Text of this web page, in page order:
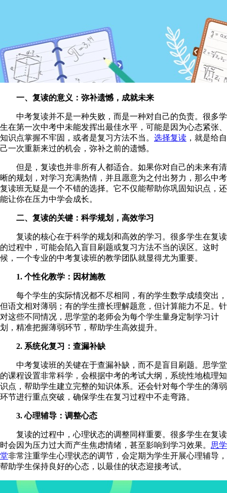
一、复读的意义：弥补遗憾，成就未来
中考复读并不是一种失败，而是一种对自己的负责。很多学
生在第一次中考中未能发挥出最佳水平，可能是因为心态紧张、
知识点掌握不牢固，或者是复习方法不当。 选择复读 ，就是给自
己一次重新来过的机会，弥补之前的遗憾。
但是，复读也并非所有人都适合。如果你对自己的未来有清
晰的规划，对学习充满热情，并且愿意为之付出努力，那么中考
复读班无疑是一个不错的选择。它不仅能帮助你巩固知识点，还
能让你在压力中学会成长。
二、复读的关键：科学规划，高效学习
复读的核心在于科学的规划和高效的学习。很多学生在复读
的过程中，可能会陷入盲目刷题或复习方法不当的误区。这时
候，一个专业的中考复读班的教学团队就显得尤为重要。
1. 个性化教学：因材施教
每个学生的实际情况都不尽相同，有的学生数学成绩突出，
但语文相对薄弱；有的学生擅长理解题意，但计算能力不足。针
对这些不同情况，思学堂的老师会为每个学生量身定制学习计
划，精准把握薄弱环节，帮助学生高效提升。
2. 系统化复习：查漏补缺
中考复读班的关键在于查漏补缺，而不是盲目刷题。思学堂
的课程设置非常科学，会根据中考的考试大纲，系统性地梳理知
识点，帮助学生建立完整的知识体系。还会针对每个学生的薄弱
环节进行重点突破，确保学生在复习过程中不走弯路。
3. 心理辅导：调整心态
复读的过程中，心理状态的调整同样重要。很多学生在复读
时会因为压力过大而产生焦虑情绪，甚至影响到学习效果。 思学
堂非常注重学生心理状态的调节，会定期为学生开展心理辅导，
帮助学生保持良好的心态，以最佳的状态迎接考试。